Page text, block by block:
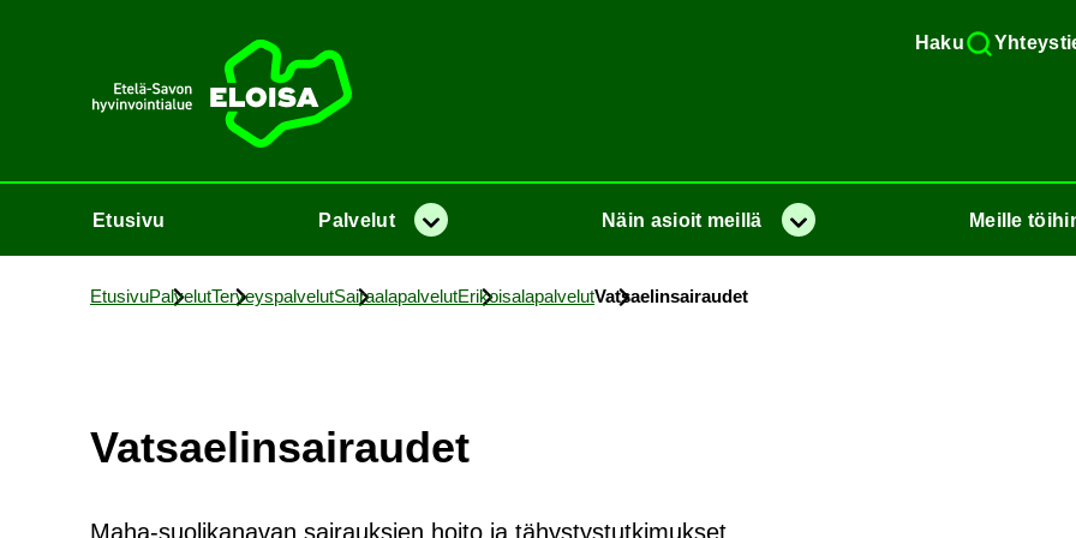
Haku
Etusi­vu
Etusi­vu Pal­ve­lut Va­lik­ko Näin asioit meil­lä Va­lik­ko Meil­le
Etusi­vuPal­ve­lutTer­veys­pal­ve­lutSai­raa­la­pal­ve­lutEri­koi­sa­la­pal­ve­lutVat­sae­lin­sai­rau­det
Vat­sae­lin­sai­rau­det
Maha-suolikanavan sairauksien hoito ja tähystystutkimukset.